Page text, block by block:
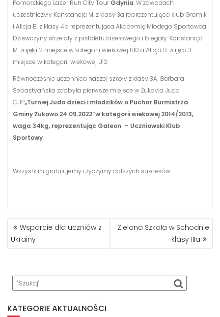
Pomorskiego Laser Run City Tour Gdynia. W zawodach
uczestniczyły Konstancja M. z klasy 3a reprezentująca klub Gromik
i Alicja B. z klasy 4b reprezentująca Akademię Młodego Sportowca.
Dziewczyny strzelały z pistoletu laserowego i biegały. Konstancja
M. zajęła 2 miejsce w kategorii wiekowej U10 a Alicja B. zajęła 3
miejsce w kategorii wiekowej U12.
Równocześnie uczennica naszej szkoły z klasy 3A Barbara
Sebastyańska zdobyła pierwsze miejsce w Żukovia Judo
CUP„Turniej Judo dzieci i młodzików o Puchar Burmistrza
Gminy Żukowo 24.09.2022”w kategorii wiekowej 2014/2013,
waga 34kg, reprezentując Galeon – Uczniowski Klub
Sportowy
Wszystkim gratulujemy i życzymy dalszych sukcesów.
NAWIGACJA
WPISU
Wsparcie dla uczniów z
Ukrainy
Zielona Szkoła w Schodnie
klasy IIIa
KATEGORIE AKTUALNOŚCI